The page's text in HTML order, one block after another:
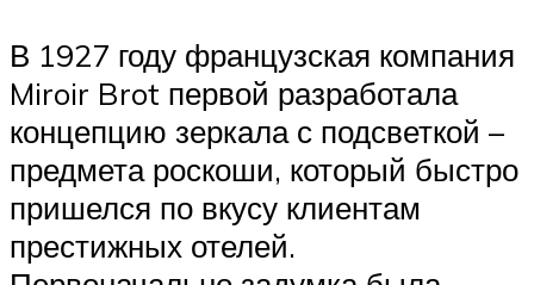
В 1927 году французская компания
Miroir Brot первой разработала
концепцию зеркала с подсветкой –
предмета роскоши, который быстро
пришелся по вкусу клиентам
престижных отелей.